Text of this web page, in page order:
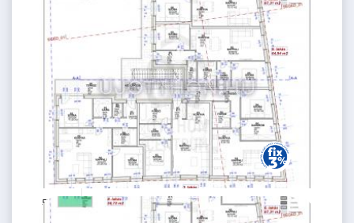
67 m
57.3 M Ft
56 m
2 szoba